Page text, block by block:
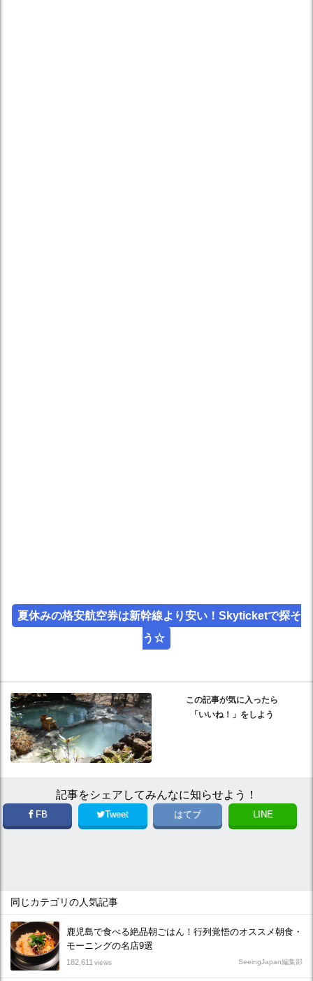
夏休みの格安航空券は新幹線より安い！Skyticketで探そ
う☆
この記事が気に入ったら
「いいね！」をしよう
記事をシェアしてみんなに知らせよう！
FB Tweet はてブ LINE
同じカテゴリの人気記事
鹿児島で食べる絶品朝ごはん！行列覚悟のオススメ朝食・
モーニングの名店9選
182,611 views SeeingJapan編集部